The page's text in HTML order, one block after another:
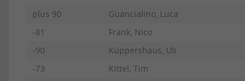
plus 90
Guancialino, Luca
-81
Frank, Nico
-90
Küppershaus, Uli
-73
Kittel, Tim